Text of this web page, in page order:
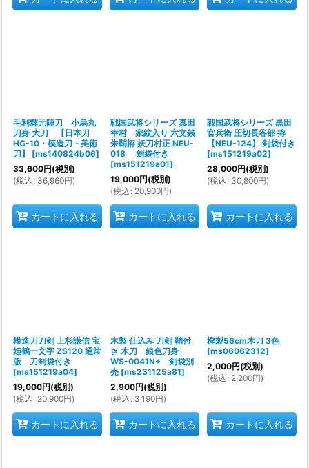
毛利輝元陣刀 小烏丸
刀身 大刀 【日本刀
HG-10・模造刀・美術
刀】
[ms140824b06]
33,600円(税別)
(税込 : 36,960円)
カートに入れる
戦国武将シリーズ 真田
幸村 家紋入り 六文銭
朱鞘拵 妖刀村正 NEU-
018 剣袋付き
[ms151219a01]
19,000円(税別)
(税込 : 20,900円)
カートに入れる
戦国武将シリーズ 黒田
官兵衛 圧切長谷部 拵
【NEU-124】 剣袋付き
[ms151219a02]
28,000円(税別)
(税込 : 30,800円)
カートに入れる
模造刀刀剣 上杉謙信 宝
姫鶴一文字 ZS120 通常
版 刀剣袋付き
[ms151219a04]
19,000円(税別)
(税込 : 20,900円)
カートに入れる
木製 仕込み 刀剣 鞘付
き 木刀 銀色刀身
WS-0041N+ 剣袋別
売 [ms231125a81]
2,900円(税別)
(税込 : 3,190円)
カートに入れる
樫製56cm木刀 3色
[ms06062312]
2,000円(税別)
(税込 : 2,200円)
カートに入れる